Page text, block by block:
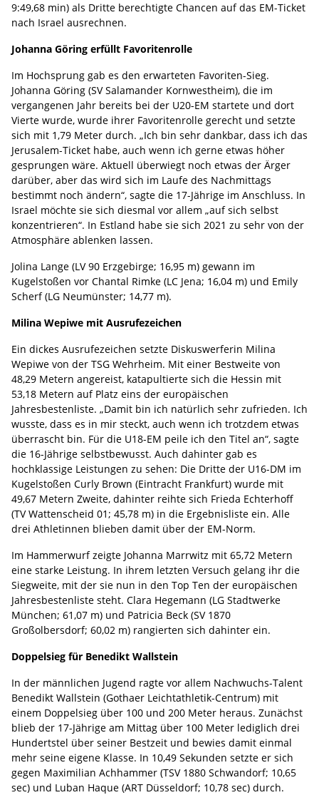
9:49,68 min) als Dritte berechtigte Chancen auf das EM-Ticket
nach Israel ausrechnen.
Johanna Göring erfüllt Favoritenrolle
Im Hochsprung gab es den erwarteten Favoriten-Sieg.
Johanna Göring (SV Salamander Kornwestheim), die im
vergangenen Jahr bereits bei der U20-EM startete und dort
Vierte wurde, wurde ihrer Favoritenrolle gerecht und setzte
sich mit 1,79 Meter durch. „Ich bin sehr dankbar, dass ich das
Jerusalem-Ticket habe, auch wenn ich gerne etwas höher
gesprungen wäre. Aktuell überwiegt noch etwas der Ärger
darüber, aber das wird sich im Laufe des Nachmittags
bestimmt noch ändern“, sagte die 17-Jährige im Anschluss. In
Israel möchte sie sich diesmal vor allem „auf sich selbst
konzentrieren“. In Estland habe sie sich 2021 zu sehr von der
Atmosphäre ablenken lassen.
Jolina Lange (LV 90 Erzgebirge; 16,95 m) gewann im
Kugelstoßen vor Chantal Rimke (LC Jena; 16,04 m) und Emily
Scherf (LG Neumünster; 14,77 m).
Milina Wepiwe mit Ausrufezeichen
Ein dickes Ausrufezeichen setzte Diskuswerferin Milina
Wepiwe von der TSG Wehrheim. Mit einer Bestweite von
48,29 Metern angereist, katapultierte sich die Hessin mit
53,18 Metern auf Platz eins der europäischen
Jahresbestenliste. „Damit bin ich natürlich sehr zufrieden. Ich
wusste, dass es in mir steckt, auch wenn ich trotzdem etwas
überrascht bin. Für die U18-EM peile ich den Titel an“, sagte
die 16-Jährige selbstbewusst. Auch dahinter gab es
hochklassige Leistungen zu sehen: Die Dritte der U16-DM im
Kugelstoßen Curly Brown (Eintracht Frankfurt) wurde mit
49,67 Metern Zweite, dahinter reihte sich Frieda Echterhoff
(TV Wattenscheid 01; 45,78 m) in die Ergebnisliste ein. Alle
drei Athletinnen blieben damit über der EM-Norm.
Im Hammerwurf zeigte Johanna Marrwitz mit 65,72 Metern
eine starke Leistung. In ihrem letzten Versuch gelang ihr die
Siegweite, mit der sie nun in den Top Ten der europäischen
Jahresbestenliste steht. Clara Hegemann (LG Stadtwerke
München; 61,07 m) und Patricia Beck (SV 1870
Großolbersdorf; 60,02 m) rangierten sich dahinter ein.
Doppelsieg für Benedikt Wallstein
In der männlichen Jugend ragte vor allem Nachwuchs-Talent
Benedikt Wallstein (Gothaer Leichtathletik-Centrum) mit
einem Doppelsieg über 100 und 200 Meter heraus. Zunächst
blieb der 17-Jährige am Mittag über 100 Meter lediglich drei
Hundertstel über seiner Bestzeit und bewies damit einmal
mehr seine eigene Klasse. In 10,49 Sekunden setzte er sich
gegen Maximilian Achhammer (TSV 1880 Schwandorf; 10,65
sec) und Luban Haque (ART Düsseldorf; 10,78 sec) durch.